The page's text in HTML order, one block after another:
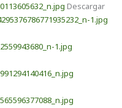
Descargar
1.jpg
1.jpg